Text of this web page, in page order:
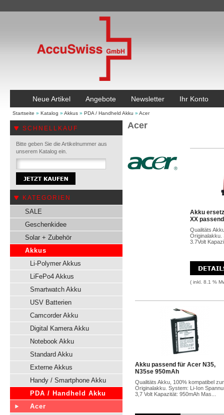
Neue Artikel Angebote Newsletter Ihr Konto
Startseite » Katalog » Akkus » PDA / Handheld Akku » Acer
SCHNELLKAUF
Bitte geben Sie die Artikelnummer aus
unserem Katalog ein.
KATEGORIEN
SALE
Geschenkidee
Solar + Zubehör
Akkus
Li-Polymer Akkus
LiFePo4 Akkus
Smartwatch Akku
USV Batterien
Camcorder Akku
Digital Kamera Akku
Notebook Akku
Standard Akku
Externe Akkus
Handy / Smartphone Akku
PDA / Handheld Akku
Acer
Acer
Akku
XX
Qualitäts
Originalakku.
3.7Volt
( inkl. 8.1 %
Akku passend für Acer N35,
N35se 950mAh
Qualitäts Akku, 100% kompatibel
Originalakku. System: Li-Ion
3,7 Volt Kapazität: 950mAh Mas...